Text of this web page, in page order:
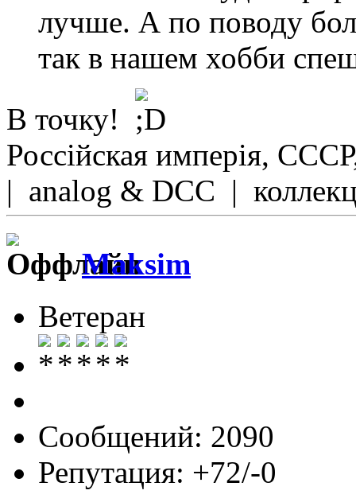
лучше. А по поводу
так в нашем хобби
В точку!
Россійская имперія,
| analog & DCC |
Maksim
Ветеран
Сообщений: 2090
Репутация: +72/-0